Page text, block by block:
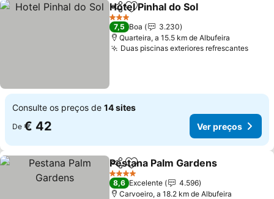
PartilharAdicionar aos favoritos
Hotel Pinhal do Sol
3 Estrelas
7,5 Boa
3.230
Quarteira, a 15.5 km de Albufeira
Duas piscinas exteriores refrescantes
Consulte os preços de 14 sites
De € 42 Ver preços
PartilharAdicionar aos favoritos
Pestana Palm Gardens
4 Estrelas
8,6 Excelente
4.596
Carvoeiro, a 18.2 km de Albufeira